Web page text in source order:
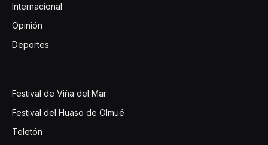
Internacional
Opinión
Deportes
Festival de Viña del Mar
Festival del Huaso de Olmué
Teletón